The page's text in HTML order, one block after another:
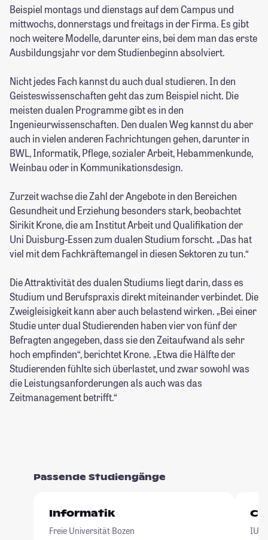
Beispiel montags und dienstags auf dem Campus und
mittwochs, donnerstags und freitags in der Firma. Es gibt
noch weitere Modelle, darunter eins, bei dem man das erste
Ausbildungsjahr vor dem Studienbeginn absolviert.
Nicht jedes Fach kannst du auch dual studieren. In den
Geisteswissenschaften geht das zum Beispiel nicht. Die
meisten dualen Programme gibt es in den
Ingenieurwissenschaften. Den dualen Weg kannst du aber
auch in vielen anderen Fachrichtungen gehen, darunter in
BWL, Informatik, Pflege, sozialer Arbeit, Hebammenkunde,
Weinbau oder in Kommunikationsdesign.
Zurzeit wachse die Zahl der Angebote in den Bereichen
Gesundheit und Erziehung besonders stark, beobachtet
Sirikit Krone, die am Institut Arbeit und Qualifikation der
Uni Duisburg-Essen zum dualen Studium forscht. „Das hat
viel mit dem Fachkräftemangel in diesen Sektoren zu tun.“
Die Attraktivität des dualen Studiums liegt darin, dass es
Studium und Berufspraxis direkt miteinander verbindet. Die
Zweigleisigkeit kann aber auch belastend wirken. „Bei einer
Studie unter dual Studierenden haben vier von fünf der
Befragten angegeben, dass sie den Zeitaufwand als sehr
hoch empfinden“, berichtet Krone. „Etwa die Hälfte der
Studierenden fühlte sich überlastet, und zwar sowohl was
die Leistungsanforderungen als auch was das
Zeitmanagement betrifft.“
Passende Studiengänge
Informatik
Freie Universität Bozen
IU